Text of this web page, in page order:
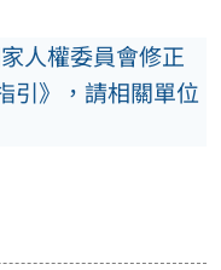
人權委員會修正
引》，請相關單位